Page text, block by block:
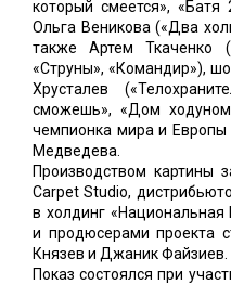
который смеется»,
Ольга Веникова («Два
также Артем Ткаченко
«Струны», «Командир»),
Хрусталев
сможешь», «Дом
чемпионка мира и Европы
Медведева.
Производством картины
Carpet Studio,
в холдинг
и продюсерами проекта
Князев и Джаник Файзиев.
Показ состоялся при